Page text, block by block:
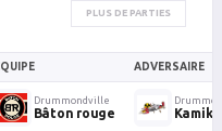
PLUS DE PARTIES
ADVERSAIRE
Drummondville
Bâton rouge